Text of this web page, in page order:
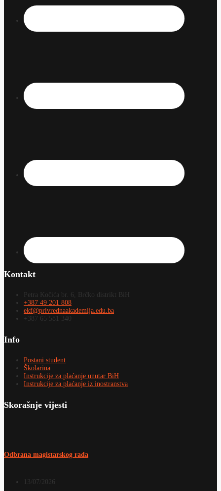
Kontakt
Petra Kočića br. 6, Brčko distrikt BiH
+387 49 201 808
ekf@privrednaakademija.edu.ba
+387 65 581 340
Info
Postani student
Školarina
Instrukcije za plaćanje unutar BiH
Instrukcije za plaćanje iz inostranstva
Skorašnje vijesti
Odbrana magistarskog rada
13/07/2026